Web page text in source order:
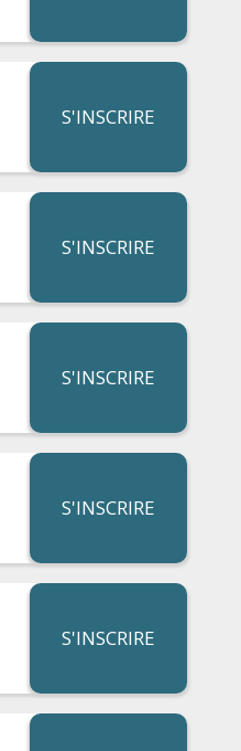
S'INSCRIRE
S'INSCRIRE
S'INSCRIRE
S'INSCRIRE
S'INSCRIRE